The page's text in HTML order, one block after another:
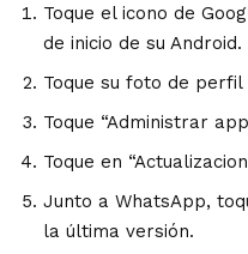
Toque el icono de
de inicio de su Android.
Toque su foto de perfil
Toque “Administrar
Toque en
Junto a WhatsApp,
la última versión.